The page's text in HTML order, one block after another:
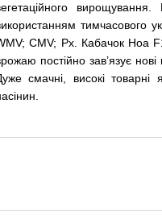
тимчасового
CMV; Px. Кабачок Ноа
постійно зав’язує
смачні, високі товарні